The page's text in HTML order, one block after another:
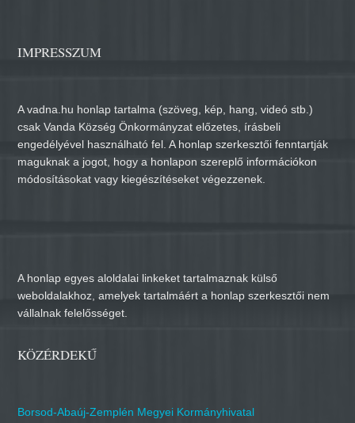
IMPRESSZUM
A vadna.hu honlap tartalma (szöveg, kép, hang, videó stb.)
csak Vanda Község Önkormányzat előzetes, írásbeli
engedélyével használható fel. A honlap szerkesztői fenntartják
maguknak a jogot, hogy a honlapon szereplő információkon
módosításokat vagy kiegészítéseket végezzenek.
A honlap egyes aloldalai linkeket tartalmaznak külső
weboldalakhoz, amelyek tartalmáért a honlap szerkesztői nem
vállalnak felelősséget.
KÖZÉRDEKŰ
Borsod-Abaúj-Zemplén Megyei Kormányhivatal